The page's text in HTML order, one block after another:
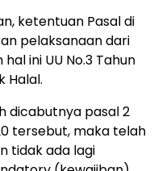
ketentuan Pasal di
pelaksanaan dari
ini UU No.3 Tahun
Halal.
dicabutnya pasal 2
tersebut, maka telah
tidak ada lagi